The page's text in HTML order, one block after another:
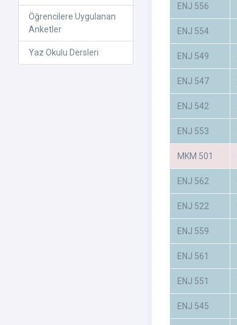
Öğrencilere Uygulanan
Anketler
Yaz Okulu Dersleri
ENJ 556
ENJ 554
ENJ 549
ENJ 547
ENJ 542
ENJ 553
MKM 501
ENJ 562
ENJ 522
ENJ 559
ENJ 561
ENJ 551
ENJ 545